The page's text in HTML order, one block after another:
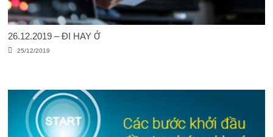
26.12.2019 – ĐI HAY Ở
25/12/2019